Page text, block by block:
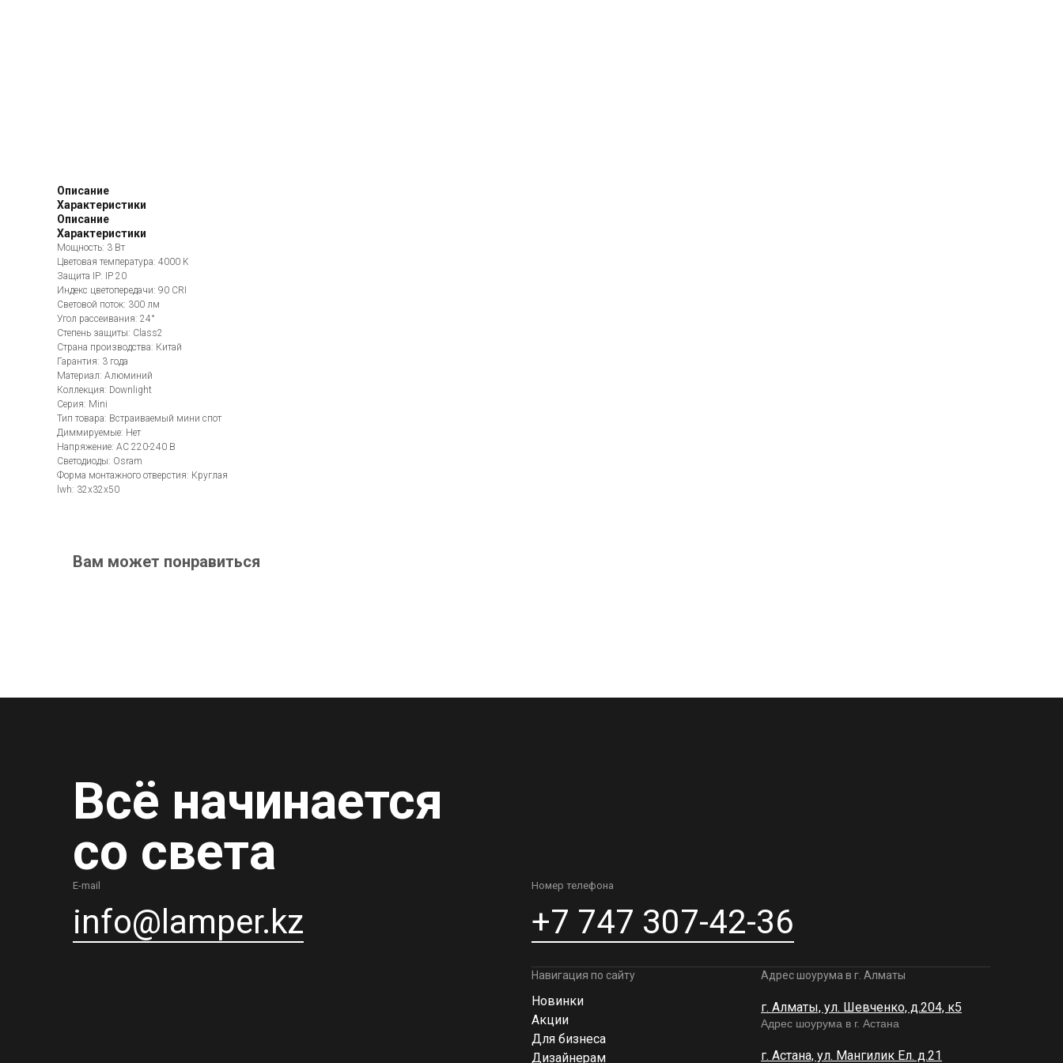
Описание
Характеристики
Описание
Характеристики
Мощность: 3 Вт
Цветовая температура: 4000 K
Защита IP: IP 20
Индекс цветопередачи: 90 CRI
Световой поток: 300 лм
Угол рассеивания: 24°
Степень защиты: Class2
Страна производства: Китай
Гарантия: 3 года
Материал: Алюминий
Коллекция: Downlight
Серия: Mini
Тип товара: Встраиваемый мини спот
Диммируемые: Нет
Напряжение: AC 220-240 В
Светодиоды: Osram
Форма монтажного отверстия: Круглая
lwh: 32x32x50
Вам может понравиться
Всё начинается
со света
E-mail
info@lamper.kz
Номер телефона
+7 747 307-42-36
Навигация по сайту
Новинки
Акции
Для бизнеса
Дизайнерам
Адрес шоурума в г. Алматы
г. Алматы, ул. Шевченко, д.204, к5
Адрес шоурума в г. Астана
г. Астана, ул. Мангилик Ел. д.21